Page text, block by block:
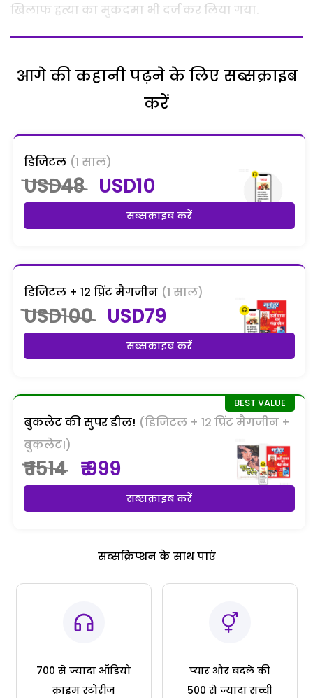
खिलाफ हत्या का मुकदमा भी दर्ज कर लिया गया.
आगे की कहानी पढ़ने के लिए सब्सक्राइब
करें
डिजिटल (1 साल)
USD48 USD10
सब्सक्राइब करें
डिजिटल + 12 प्रिंट मैगजीन (1 साल)
USD100 USD79
सब्सक्राइब करें
बुकलेट की सुपर डील! (डिजिटल + 12 प्रिंट मैगजीन +
बुकलेट!)
₹ 1514 ₹ 999
सब्सक्राइब करें
सब्सक्रिप्शन के साथ पाएं
700 से ज्यादा ऑडियो
क्राइम स्टोरीज
प्यार और बदले की
500 से ज्यादा सच्ची